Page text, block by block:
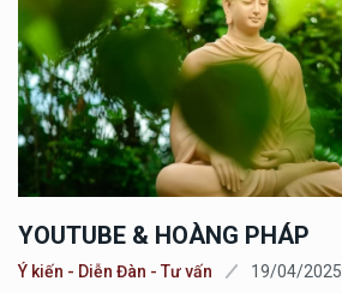
YOUTUBE & HOÀNG PHÁP
Ý kiến - Diễn Đàn - Tư vấn 19/04/2025